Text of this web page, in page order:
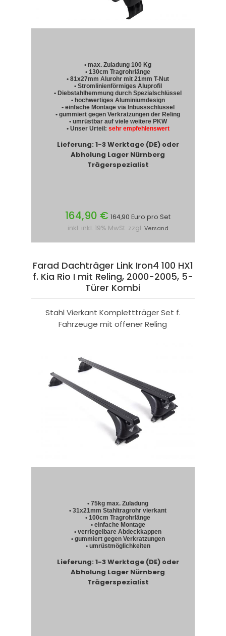
• max. Zuladung 100 Kg
• 130cm Tragrohrlänge
• 81x27mm Alurohr mit 21mm T-Nut
• Stromlinienförmiges Aluprofil
• Diebstahlhemmung durch Spezialschlüssel
• hochwertiges Aluminiumdesign
• einfache Montage via Inbussschlüssel
• gummiert gegen Verkratzungen der Reling
• umrüstbar auf viele weitere PKW
• Unser Urteil: sehr empfehlenswert
Lieferung: 1-3 Werktage (DE) oder
Abholung Lager Nürnberg
Trägerspezialist
164,90 € 164,90 Euro pro Set
inkl. inkl. 19% MwSt. zzgl. Versand
Farad Dachträger Link Iron4 100 HX1
f. Kia Rio I mit Reling, 2000-2005, 5-
Türer Kombi
Stahl Vierkant Komplettträger Set f.
Fahrzeuge mit offener Reling
• 75kg max. Zuladung
• 31x21mm Stahltragrohr vierkant
• 100cm Tragrohrlänge
• einfache Montage
• verriegelbare Abdeckkappen
• gummiert gegen Verkratzungen
• umrüstmöglichkeiten
Lieferung: 1-3 Werktage (DE) oder
Abholung Lager Nürnberg
Trägerspezialist